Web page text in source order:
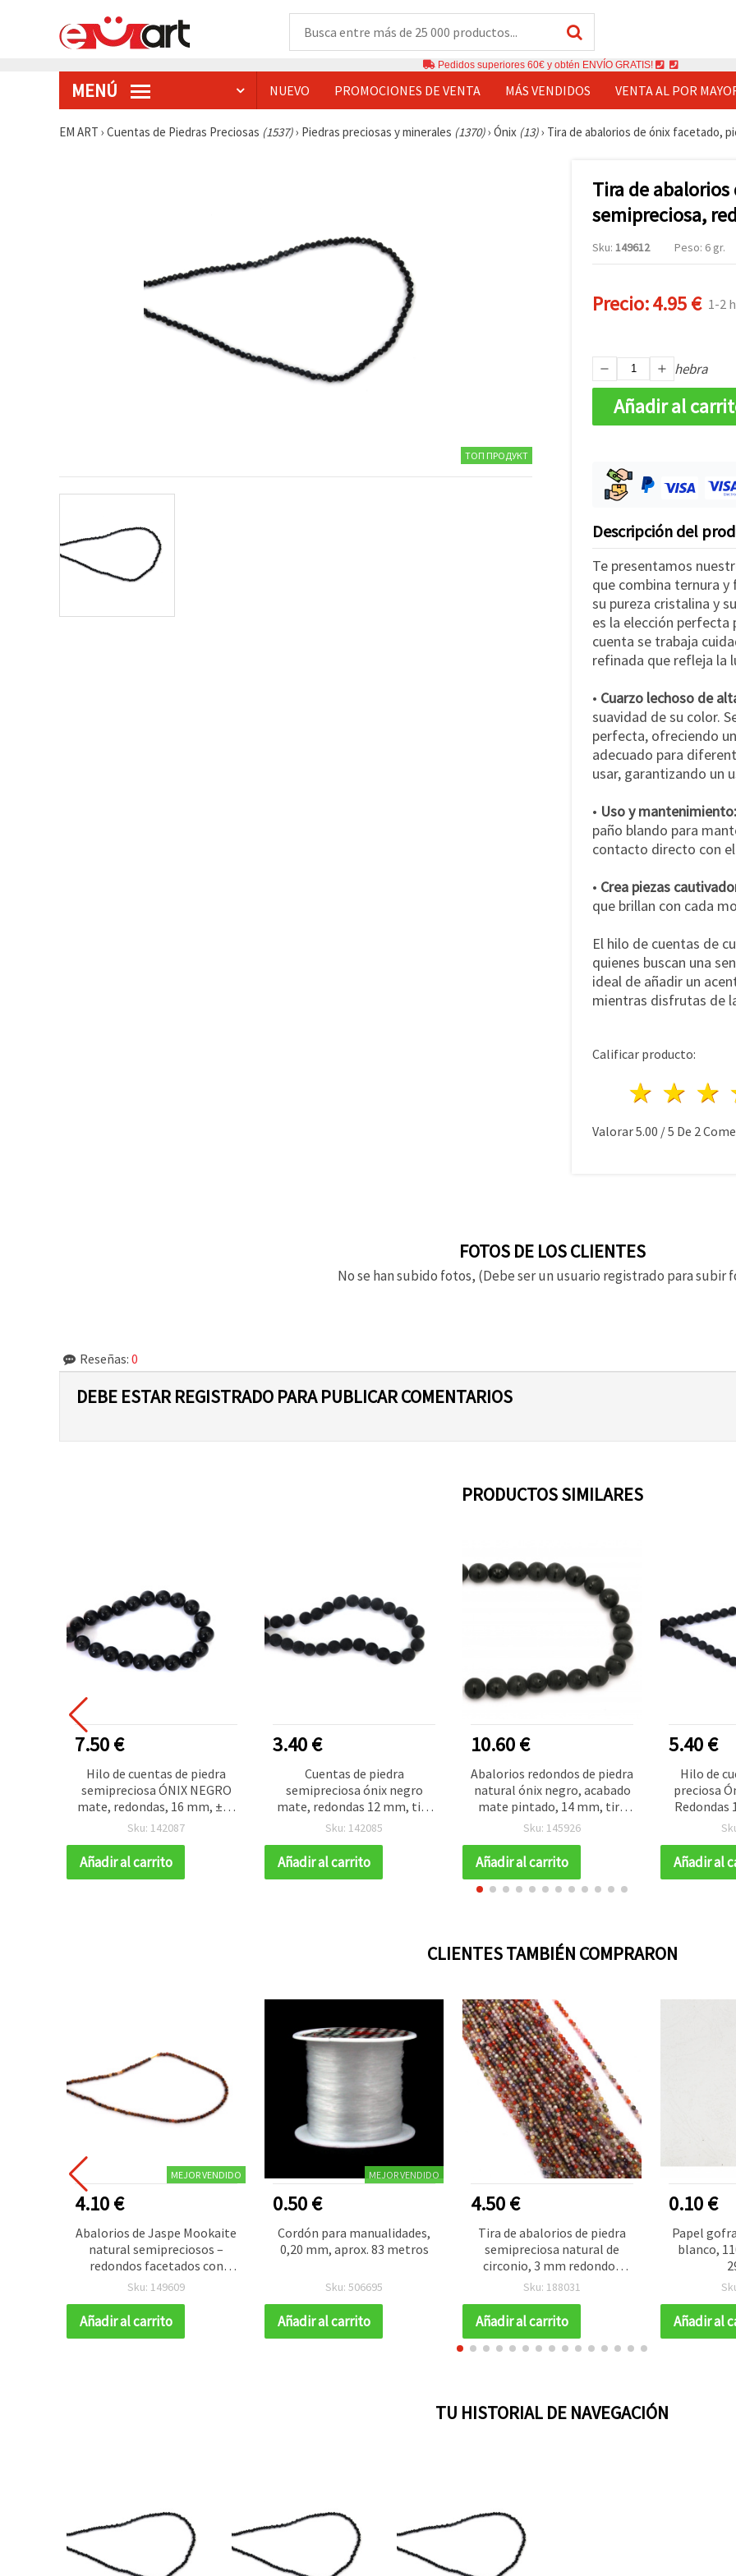
Pedidos superiores 60€ y obtén ENVÍO GRATIS!
MENÚ NUEVO PROMOCIONES DE VENTA MÁS VENDIDOS VENTA AL POR
EM ART › Cuentas de Piedras Preciosas (1537)› Piedras preciosas y minerales (1370)› Ónix (13)› Tira de abalorios de ónix facetado,
ТОП ПРОДУКТ
Tira de
semipreciosa,
Sku: 149612 Peso: 6 gr.
Precio:4.95 € 1-2
hebra
Añadir al
Descripción del
Te presentamos
que combina ternura
su pureza cristalina y
es la elección perfecta
cuenta se trabaja
refinada que refleja la
• Cuarzo lechoso de
suavidad de su color.
perfecta, ofreciendo
adecuado para
usar, garantizando un
• Uso y mantenimiento:
paño blando para
contacto directo con
• Crea piezas
que brillan con cada
El hilo de cuentas de
quienes buscan una
ideal de añadir un
mientras disfrutas de
Calificar producto:
2
1
Valorar5.00 /5 De 2
FOTOS DE LOS CLIENTES
No se han subido fotos, (Debe ser un usuario registrado para subir
Reseñas: 0
DEBE ESTAR REGISTRADO PARA PUBLICAR COMENTARIOS
PRODUCTOS SIMILARES
7.50 €
Hilo de cuentas de piedra
semipreciosa ÓNIX NEGRO
mate, redondas, 16 mm, ±25
piezas
Sku: 142087
Añadir al carrito
3.40 €
Cuentas de piedra
semipreciosa ónix negro
mate, redondas 12 mm, tira
aprox. 33 uds para bisutería y
Sku: 142085
Añadir al carrito
10.60 €
Abalorios redondos de piedra
natural ónix negro, acabado
mate pintado, 14 mm, tira
de aprox. 28 uds., para
manualidades
Sku: 145926
Añadir al carrito
5.40 €
Hilo de
preciosa
Redondas
uds para
Añadir al
CLIENTES TAMBIÉN COMPRARON
MEJOR VENDIDO
4.10 €
Abalorios de Jaspe Mookaite
natural semipreciosos –
redondos facetados con
acabado mate, 2 mm, aprox.
bisutería DIY, collares y
pulseras
Sku: 149609
Añadir al carrito
MEJOR VENDIDO
0.50 €
Cordón para manualidades,
0,20 mm, aprox. 83 metros
Sku: 506695
Añadir al carrito
4.50 €
Tira de abalorios de piedra
semipreciosa natural de
circonio, 3 mm redondos
facetados, orificio de 0,5
aprox. 135 piezas para
manualidades y bisutería,
pulseras y collares
Sku: 188031
Añadir al carrito
0.10 €
Papel
blanco,
Añadir al
TU HISTORIAL DE NAVEGACIÓN